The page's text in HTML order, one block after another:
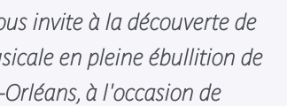
invite à la découverte de
en pleine ébullition de
à l'occasion de